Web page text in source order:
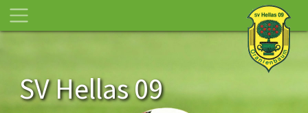
SV Hellas 09